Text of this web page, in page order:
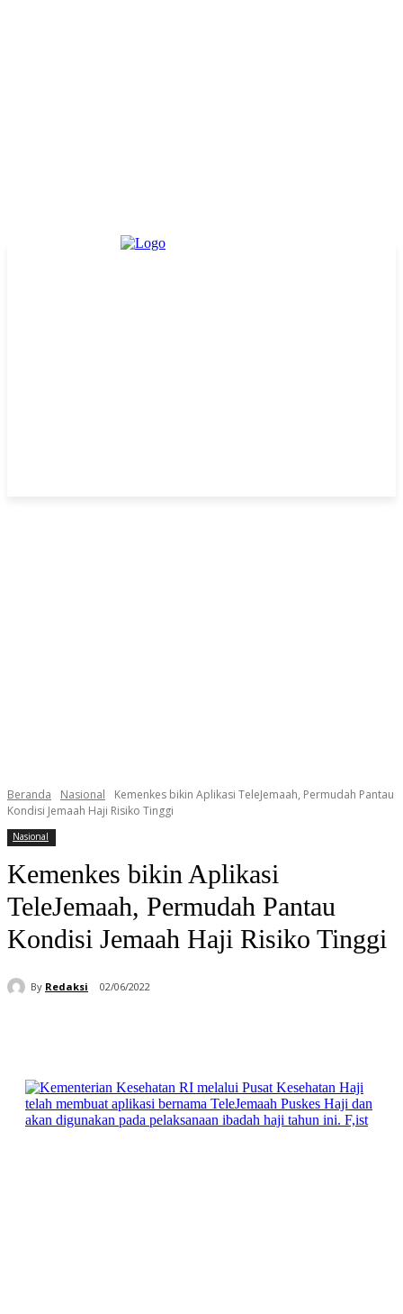
Beranda Nasional
Kemenkes bikin Aplikasi TeleJemaah, Permudah Pantau
Kondisi Jemaah Haji Risiko Tinggi
Nasional
Kemenkes bikin Aplikasi
TeleJemaah, Permudah Pantau
Kondisi Jemaah Haji Risiko Tinggi
By Redaksi 02/06/2022